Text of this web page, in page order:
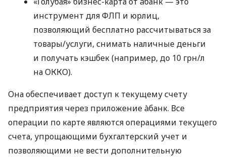
инструмент для ФЛП и юрлиц,
позволяющий бесплатно рассчитываться за
товары/услуги, снимать наличные деньги
и получать кэшбек (например, до 10 грн/л
на ОККО).
Она обеспечивает доступ к текущему счету
предприятия через приложение àбанк. Все
операции по карте являются операциями текущего
счета, упрощающими бухгалтерский учет и
позволяющими не вести дополнительную